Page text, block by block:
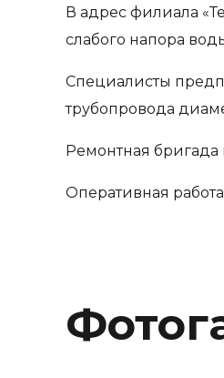
В адрес филиала
слабого напора
Специалисты
трубопровода
Ремонтная бригада
Оперативная